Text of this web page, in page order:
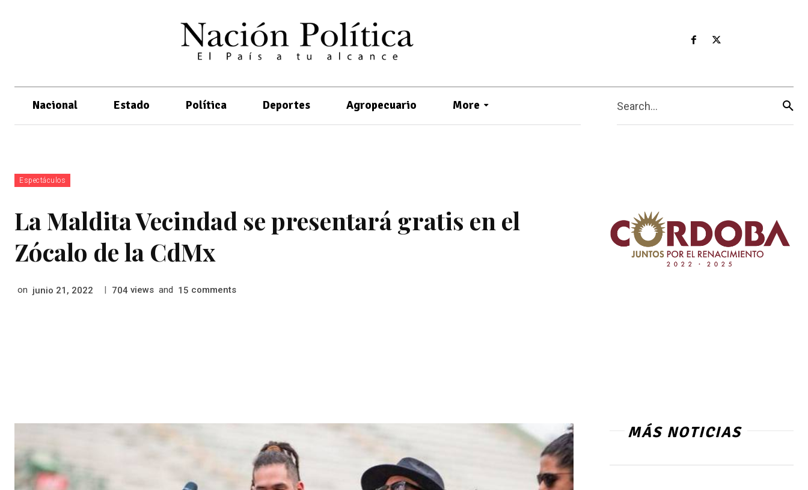
Nacional Estado Política Deportes Agropecuario More Search...
Espectáculos
La Maldita Vecindad se presentará gratis en el
Zócalo de la CdMx
on junio 21, 2022 704 views and 15 comments
MÁS NOTICIAS